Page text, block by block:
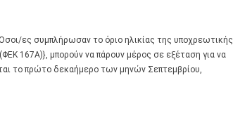
ες συμπλήρωσαν το όριο ηλικίας της υποχρεωτικής
167Α)}, μπορούν να πάρουν μέρος σε εξέταση για να
το πρώτο δεκαήμερο των μηνών Σεπτεμβρίου,